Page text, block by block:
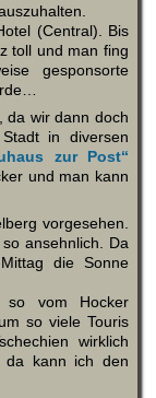
(Central). Bis
toll und man fing
gesponsorte
da wir dann doch
in diversen
zur Post“
und man kann
vorgesehen.
ansehnlich. Da
die Sonne
so vom Hocker
so viele Touris
wirklich
da kann ich den